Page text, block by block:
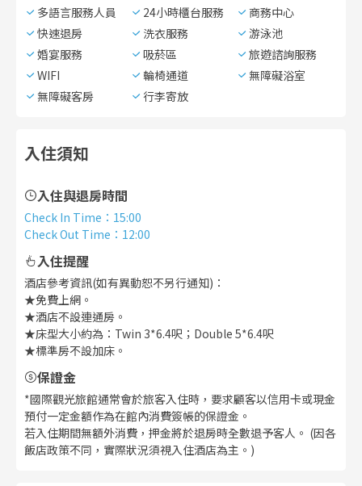
多語言服務人員
24小時櫃台服務
商務中心
快速退房
洗衣服務
游泳池
婚宴服務
吸菸區
旅遊諮詢服務
WIFI
輪椅通道
無障礙浴室
無障礙客房
行李寄放
入住須知
入住與退房時間
Check In Time ： 15:00
Check Out Time ： 12:00
入住提醒
酒店參考資訊(如有異動恕不另行通知)：
★免費上網。
★酒店不設連通房。
★床型大小約為：Twin 3*6.4呎；Double 5*6.4呎
★標準房不設加床。
保證金
*國際觀光旅館通常會於旅客入住時，要求顧客以信用卡或現金
預付一定金額作為在館內消費簽帳的保證金。
若入住期間無額外消費，押金將於退房時全數退予客人。 (因各
飯店政策不同，實際狀況須視入住酒店為主。)